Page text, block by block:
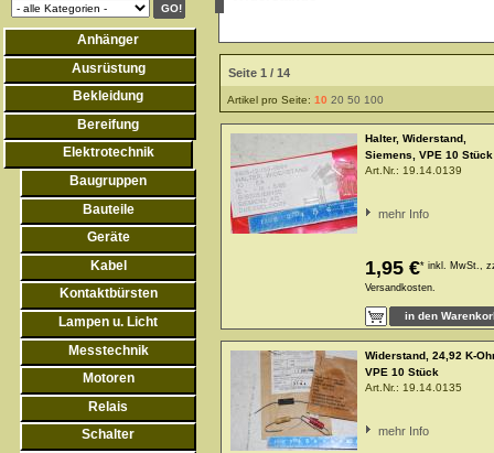
Anhänger
Ausrüstung
Bekleidung
Bereifung
Elektrotechnik
Baugruppen
Bauteile
Geräte
Kabel
Kontaktbürsten
Lampen u. Licht
Messtechnik
Motoren
Relais
Schalter
Seite 1 / 14
Artikel pro Seite: 10 20 50 100
Halter, Widerstand,
Siemens, VPE 10 Stück
Art.Nr.: 19.14.0139
mehr Info
1,95 €* inkl. MwSt.,
Versandkosten.
Widerstand, 24,92 K-
VPE 10 Stück
Art.Nr.: 19.14.0135
mehr Info